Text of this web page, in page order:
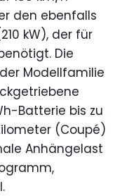
den ebenfalls
kW), der für
Die
Modellfamilie
Batterie bis zu
(Coupé)
Anhängelast